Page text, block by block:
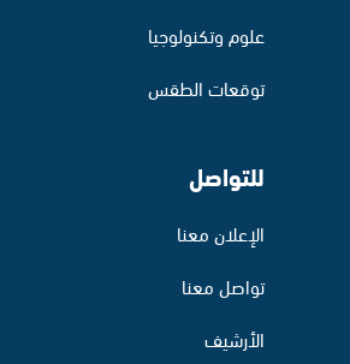
علوم وتكنولوجيا
توقعات الطقس
للتواصل
الإعلان معنا
تواصل معنا
الأرشيف